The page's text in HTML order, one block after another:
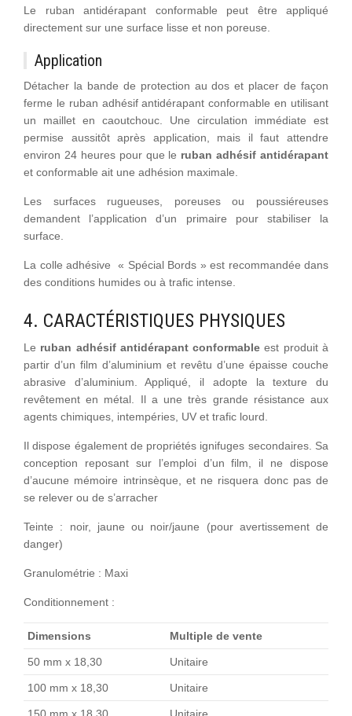
Le ruban antidérapant conformable peut être appliqué
directement sur une surface lisse et non poreuse.
Application
Détacher la bande de protection au dos et placer de façon
ferme le ruban adhésif antidérapant conformable en utilisant
un maillet en caoutchouc. Une circulation immédiate est
permise aussitôt après application, mais il faut attendre
environ 24 heures pour que le ruban adhésif antidérapant
et conformable ait une adhésion maximale.
Les surfaces rugueuses, poreuses ou poussiéreuses
demandent l’application d’un primaire pour stabiliser la
surface.
La colle adhésive « Spécial Bords » est recommandée dans
des conditions humides ou à trafic intense.
4. CARACTÉRISTIQUES PHYSIQUES
Le ruban adhésif antidérapant conformable est produit à
partir d’un film d’aluminium et revêtu d’une épaisse couche
abrasive d’aluminium. Appliqué, il adopte la texture du
revêtement en métal. Il a une très grande résistance aux
agents chimiques, intempéries, UV et trafic lourd.
Il dispose également de propriétés ignifuges secondaires. Sa
conception reposant sur l’emploi d’un film, il ne dispose
d’aucune mémoire intrinsèque, et ne risquera donc pas de
se relever ou de s’arracher
Teinte : noir, jaune ou noir/jaune (pour avertissement de
danger)
Granulométrie : Maxi
Conditionnement :
Dimensions Multiple de vente
50 mm x 18,30 Unitaire
100 mm x 18,30 Unitaire
150 mm x 18,30 Unitaire